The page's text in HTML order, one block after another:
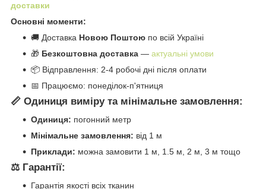
доставки
Основні моменти:
🚚 Доставка Новою Поштою по всій Україні
🎁 Безкоштовна доставка — актуальні умови
📦 Відправлення: 2-4 робочі дні після оплати
📅 Працюємо: понеділок-п'ятниця
📏 Одиниця виміру та мінімальне замовлення:
Одиниця: погонний метр
Мінімальне замовлення: від 1 м
Приклади: можна замовити 1 м, 1.5 м, 2 м, 3 м тощо
⚖️ Гарантії:
Гарантія якості всіх тканин